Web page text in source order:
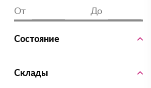
От До
Состояние
Склады